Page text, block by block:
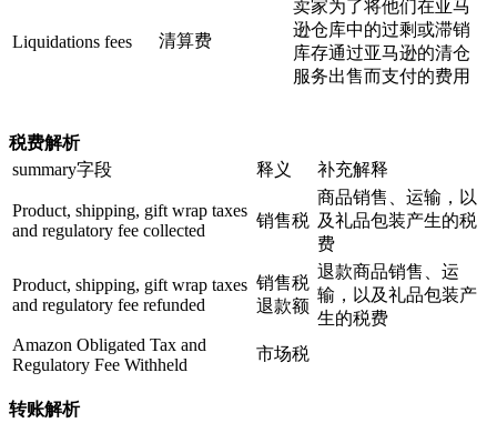
Liquidations fees 清算费
卖家为了将他们在亚马
逊仓库中的过剩或滞销
库存通过亚马逊的清仓
服务出售而支付的费用
税费解析
summary字段
释义 补充解释
Product, shipping, gift wrap taxes
and regulatory fee collected
销售税
商品销售、运输，以
及礼品包装产生的税
费
Product, shipping, gift wrap taxes
and regulatory fee refunded
销售税
退款额
退款商品销售、运
输，以及礼品包装产
生的税费
Amazon Obligated Tax and
Regulatory Fee Withheld
市场税
转账解析